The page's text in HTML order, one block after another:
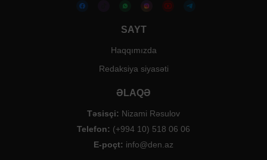
SAYT
Haqqımızda
Redaksiya siyasəti
ƏLAQƏ
Təsisçi: Nizami Rəsulov
Telefon: (+994 10) 518 06 06
E-poçt: info@den.az